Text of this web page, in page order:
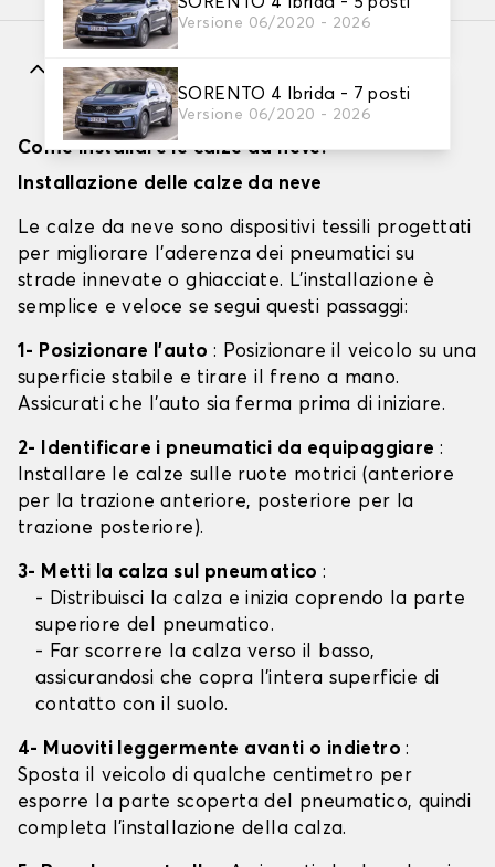
Versione 06/2020 - 2026
SORENTO 4 Ibrida - 7 posti
Versione 06/2020 - 2026
Caratteristiche
Come installare le calze da neve?
Installazione delle calze da neve
Le calze da neve sono dispositivi tessili progettati
per migliorare l'aderenza dei pneumatici su
strade innevate o ghiacciate. L'installazione è
semplice e veloce se segui questi passaggi:
1- Posizionare l'auto : Posizionare il veicolo su una
superficie stabile e tirare il freno a mano.
Assicurati che l'auto sia ferma prima di iniziare.
2- Identificare i pneumatici da equipaggiare :
Installare le calze sulle ruote motrici (anteriore
per la trazione anteriore, posteriore per la
trazione posteriore).
3- Metti la calza sul pneumatico:
- Distribuisci la calza e inizia coprendo la parte
superiore del pneumatico.
- Far scorrere la calza verso il basso,
assicurandosi che copra l'intera superficie di
contatto con il suolo.
4- Muoviti leggermente avanti o indietro:
Sposta il veicolo di qualche centimetro per
esporre la parte scoperta del pneumatico, quindi
completa l'installazione della calza.